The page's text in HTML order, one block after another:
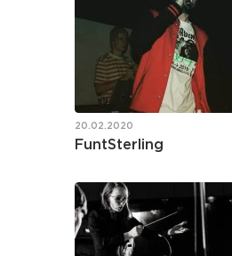
20.02.2020
FuntSterling